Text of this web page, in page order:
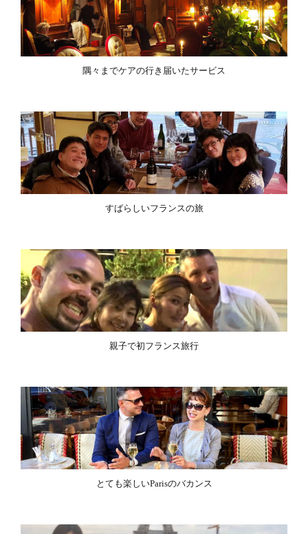
隅々までケアの行き届いたサービス
すばらしいフランスの旅
親子で初フランス旅行
とても楽しいParisのバカンス